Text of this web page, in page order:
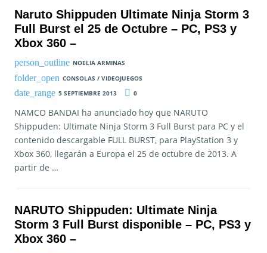
Naruto Shippuden Ultimate Ninja Storm 3
Full Burst el 25 de Octubre – PC, PS3 y
Xbox 360 –
NOELIA ARMINAS
CONSOLAS / VIDEOJUEGOS
5 SEPTIEMBRE 2013
0
NAMCO BANDAI ha anunciado hoy que NARUTO
Shippuden: Ultimate Ninja Storm 3 Full Burst para PC y el
contenido descargable FULL BURST, para PlayStation 3 y
Xbox 360, llegarán a Europa el 25 de octubre de 2013. A
partir de …
NARUTO Shippuden: Ultimate Ninja
Storm 3 Full Burst disponible – PC, PS3 y
Xbox 360 –